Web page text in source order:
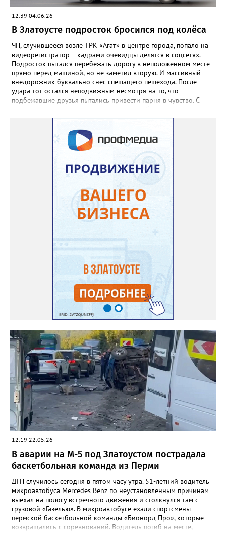
12:39 04.06.26
В Златоусте подросток бросился под колёса
ЧП, случившееся возле ТРК «Агат» в центре города, попало на
видеорегистратор – кадрами очевидцы делятся в соцсетях.
Подросток пытался перебежать дорогу в неположенном месте
прямо перед машиной, но не заметил вторую. И массивный
внедорожник буквально снёс спешащего пешехода. После
удара тот остался неподвижным несмотря на то, что
подбежавшие друзья пытались привести парня в чувство. С
12:19 22.05.26
В аварии на М-5 под Златоустом пострадала
баскетбольная команда из Перми
ДТП случилось сегодня в пятом часу утра. 51-летний водитель
микроавтобуса Mercedes Benz по неустановленным причинам
выехал на полосу встречного движения и столкнулся там с
грузовой «Газелью». В микроавтобусе ехали спортсмены
пермской баскетбольной команды «Бионорд Про», которые
возвращались с соревнований. Водитель погиб на месте,